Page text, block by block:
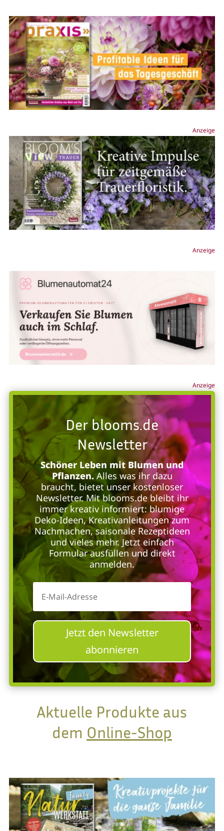
Anzeige
Anzeige
Anzeige
Der blooms.de
Newsletter
Schöner Leben mit Blumen und
Pflanzen.Alles was ihr dazu
braucht, bietet unser kostenloser
Newsletter. Mit blooms.de bleibt ihr
immer kreativ informiert: blumige
Deko-Ideen, Kreativanleitungen zum
Nachmachen, saisonale Rezeptideen
und vieles mehr. Jetzt einfach
Formular ausfüllen und direkt
anmelden.
Jetzt den Newsletter
abonnieren
Aktuelle Produkte aus
dem Online-Shop